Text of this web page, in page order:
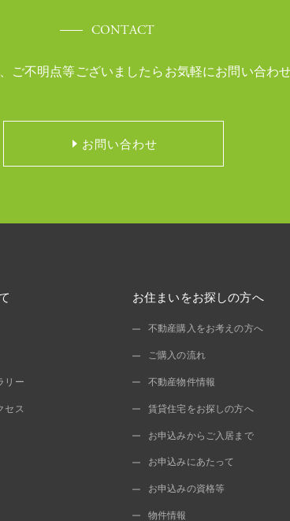
CONTACT
ご不明点等ございましたら お気軽にお問い合わ
お問い合わせ
リー
セス
お住まいをお探しの方へ
不動産購入をお考えの方へ
ご購入の流れ
不動産物件情報
賃貸住宅をお探しの方へ
お申込みからご入居まで
お申込みにあたって
お申込みの資格等
物件情報